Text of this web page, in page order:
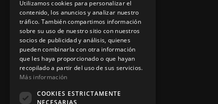
App Zine Hostelería
Utilizamos cookies para personalizar el
contenido, los anuncios y analizar nuestro
tráfico. También compartimos información
sobre su uso de nuestro sitio con nuestros
socios de publicidad y análisis, quienes
pueden combinarla con otra información
que les haya proporcionado o que hayan
recopilado a partir del uso de sus servicios.
Más información
COOKIES ESTRICTAMENTE
NECESARIAS